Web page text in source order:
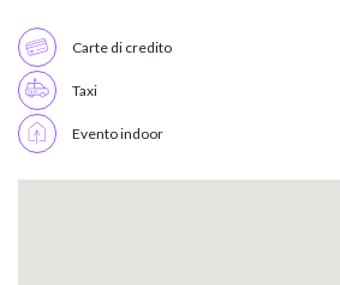
Carte di credito
Taxi
Evento indoor